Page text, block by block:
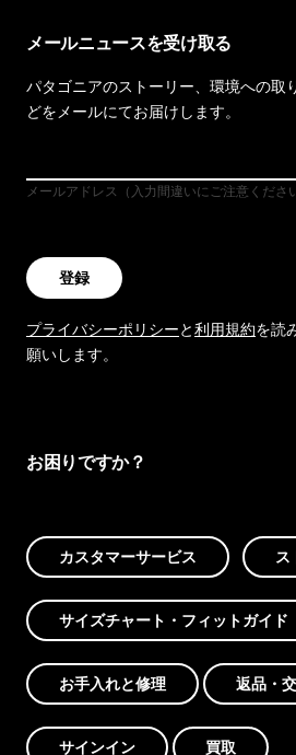
メールニュースを受け取る
パタゴニアのストーリー、環境への取
どをメールにてお届けします。
メールアドレス（入力間違いにご注意くださ
登録
プライバシーポリシーと利用規約を読
願いします。
お困りですか？
カスタマーサービス ス
サイズチャート・フィットガイド
お手入れと修理 返品・
サインイン 買取